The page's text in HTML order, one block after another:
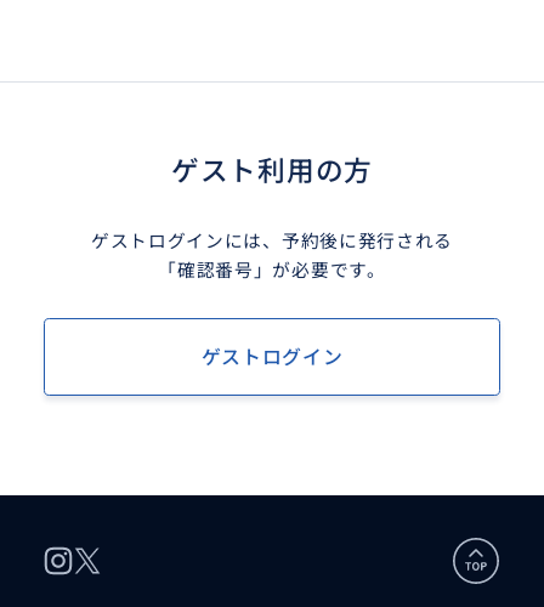
ゲスト利用の方
ゲストログインには、予約後に発行される
「確認番号」が必要です。
ゲストログイン